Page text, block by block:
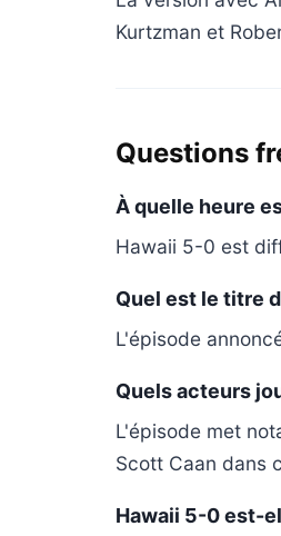
Kurtzman et
Questions
À quelle heure
Hawaii 5-0 est
Quel est le titre
L'épisode
Quels acteurs
L'épisode met
Scott Caan dans
Hawaii 5-0 est-